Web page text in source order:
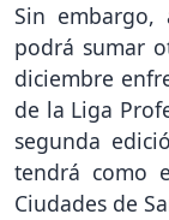
Sin embargo,
podrá sumar
diciembre
de la Liga
segunda
tendrá como
Ciudades de